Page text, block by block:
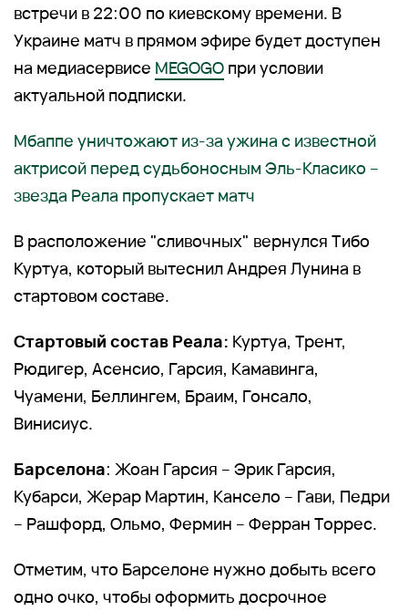
встречи в 22:00 по киевскому времени. В
Украине матч в прямом эфире будет доступен
на медиасервисе MEGOGO при условии
актуальной подписки.
Мбаппе уничтожают из-за ужина с известной
актрисой перед судьбоносным Эль-Класико –
звезда Реала пропускает матч
В расположение "сливочных" вернулся Тибо
Куртуа, который вытеснил Андрея Лунина в
стартовом составе.
Стартовый состав Реала: Куртуа, Трент,
Рюдигер, Асенсио, Гарсия, Камавинга,
Чуамени, Беллингем, Браим, Гонсало,
Винисиус.
Барселона: Жоан Гарсия – Эрик Гарсия,
Кубарси, Жерар Мартин, Кансело – Гави, Педри
– Рашфорд, Ольмо, Фермин – Ферран Торрес.
Отметим, что Барселоне нужно добыть всего
одно очко, чтобы оформить досрочное